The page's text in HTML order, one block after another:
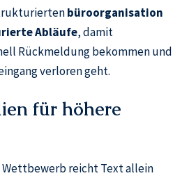
büroorganisation
Abläufe, damit
Rückmeldung bekommen und
verloren geht.
für höhere
reicht Text allein